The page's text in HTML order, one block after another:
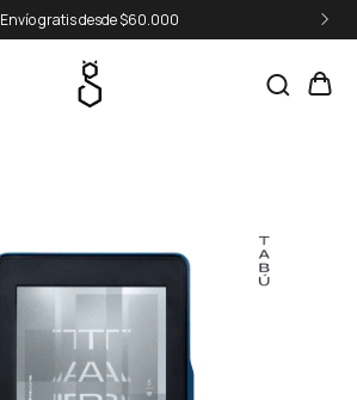
Envío gratis desde $60.000